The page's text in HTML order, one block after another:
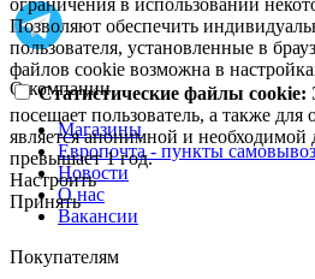
Позволяют обеспечить
пользователя, установленные в
файлов cookie возможна в
Статистические файлы cookie:
посещает пользователь, а также
является анонимной и
превышает 1 год.
Настроить
Принять
О компании
Магазины
Европочта - пункты
Новости
О нас
Вакансии
Покупателям